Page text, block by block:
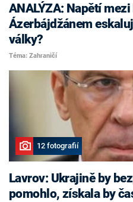
ANALÝZA: Napětí
Ázerbájdžánem
války?
Téma: Zahraničí
12 fotografií
Lavrov: Ukrajině by
pomohlo, získala by